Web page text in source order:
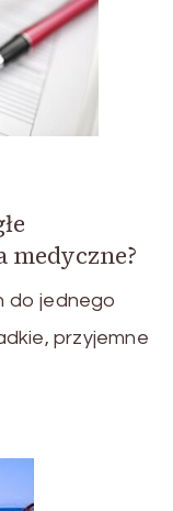
medyczne?
do jednego
przyjemne